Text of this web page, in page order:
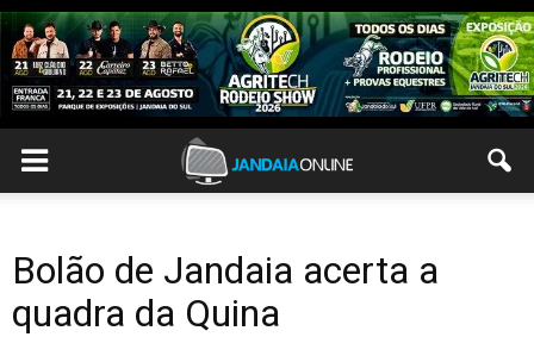
Bolão de Jandaia acerta a
quadra da Quina